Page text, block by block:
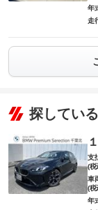
年
走
探してい
支
(税
車
(税
年